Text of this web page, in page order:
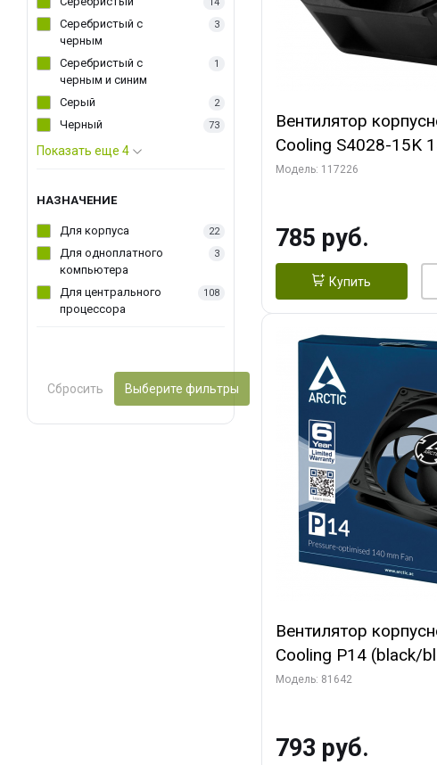
Серебристый с
черным
3
Серебристый с
черным и синим
1
Серый 2
Черный 73
Показать еще 4
НАЗНАЧЕНИЕ
Для корпуса 22
Для одноплатного
компьютера
3
Для центрального
процессора
108
Сбросить Выберите фильтры
Вентилятор
Cooling S4028-15K
Dual Ball Bearing 4-Pin Fan-
Модель: 117226
785 руб.
Купить
Вентилятор
Cooling P14 (black/
(ACFAN00123A)
Модель: 81642
793 руб.